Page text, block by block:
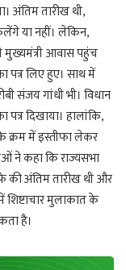
अंतिम तारीख थी,
या नहीं। लेकिन,
मुख्यमंत्री आवास पहुंच
लिए हुए। साथ में
संजय गांधी भी। विधान
दिखाया। हालांकि,
क्रम में इस्तीफा लेकर
ने कहा कि राज्यसभा
की अंतिम तारीख थी और
शिष्टाचार मुलाकात के
है।